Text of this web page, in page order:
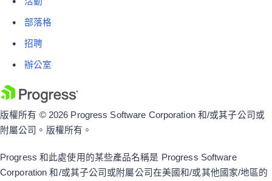
部落格
招聘
辦公室
版權所有 © 2026 Progress Software Corporation 和/或其子公司或
附屬公司。版權所有。
Progress 和此處使用的某些產品名稱是 Progress Software
Corporation 和/或其子公司或附屬公司在美國和/或其他國家/地區的